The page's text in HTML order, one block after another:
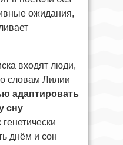
ожидания,
входят люди,
словам Лилии
адаптировать
сну
генетически
днём и сон